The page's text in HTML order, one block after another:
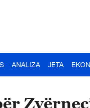
ANALIZA JETA